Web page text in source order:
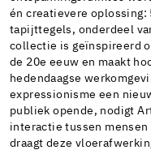
én creatievere oplossing:
tapijttegels, onderdeel
collectie is geïnspireerd
de 20e eeuw en maakt
hedendaagse
expressionisme een
publiek opende, nodigt
interactie tussen mensen
draagt deze